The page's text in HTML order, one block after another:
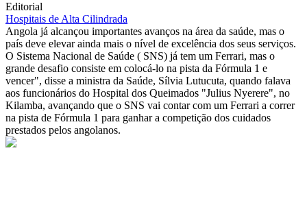
Editorial
Hospitais de Alta Cilindrada
Angola já alcançou importantes avanços na área da saúde, mas o
país deve elevar ainda mais o nível de excelência dos seus serviços.
O Sistema Nacional de Saúde ( SNS) já tem um Ferrari, mas o
grande desafio consiste em colocá-lo na pista da Fórmula 1 e
vencer", disse a ministra da Saúde, Sílvia Lutucuta, quando falava
aos funcionários do Hospital dos Queimados "Julius Nyerere", no
Kilamba, avançando que o SNS vai contar com um Ferrari a correr
na pista de Fórmula 1 para ganhar a competição dos cuidados
prestados pelos angolanos.